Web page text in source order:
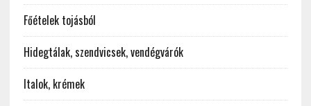
Főételek tojásból
Hidegtálak, szendvicsek, vendégvárók
Italok, krémek